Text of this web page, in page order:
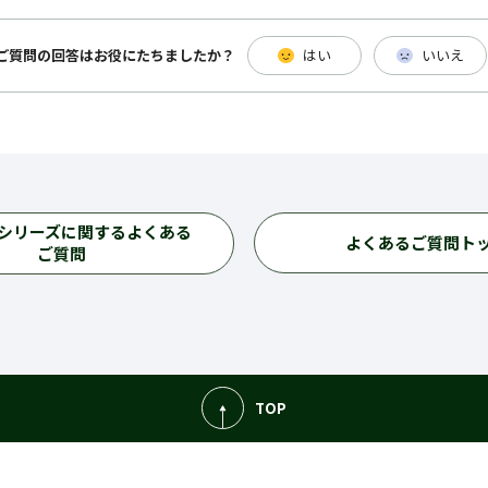
質問の回答はお役にたちましたか？ はい いいえ
リーズに関するよくある
ご質問
よくあるご質問ト
TOP